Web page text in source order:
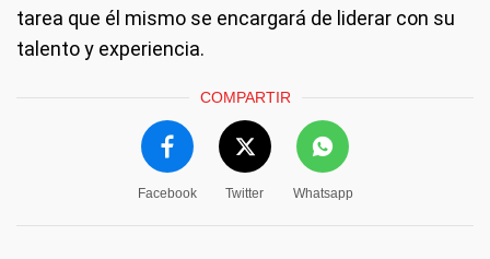
tarea que él mismo se encargará de liderar con su
talento y experiencia.
COMPARTIR
Facebook Twitter Whatsapp